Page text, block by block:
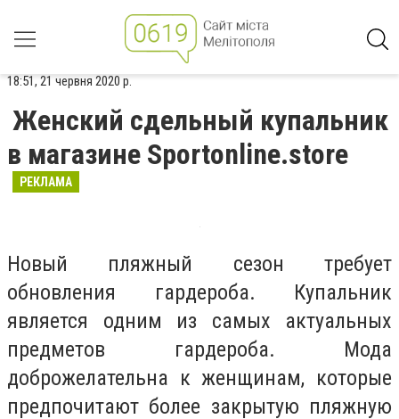
18:51, 21 червня 2020 р.
Женский сдельный купальник
в магазине Sportonline.store
РЕКЛАМА
Новый пляжный сезон требует
обновления гардероба. Купальник
является одним из самых актуальных
предметов гардероба. Мода
доброжелательна к женщинам, которые
предпочитают более закрытую пляжную